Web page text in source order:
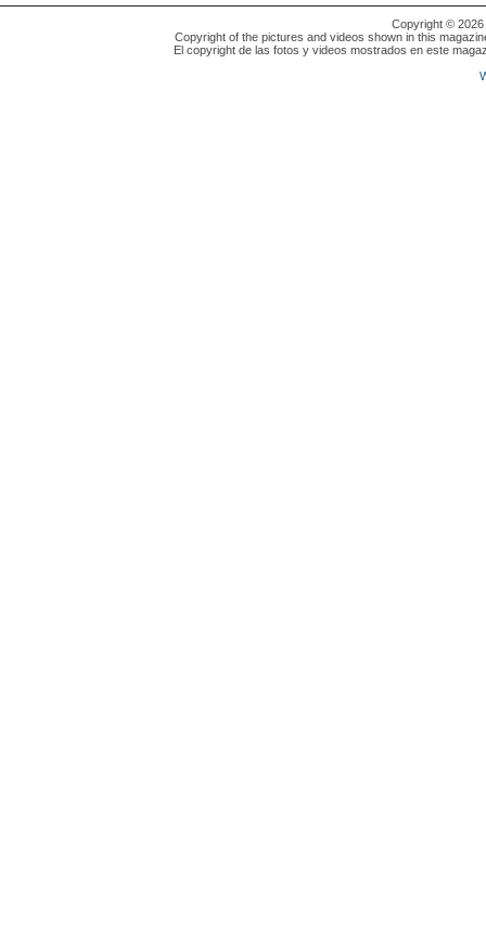
Copyright © 2026
Copyright of the pictures and videos shown in this
El copyright de las fotos y videos mostrados en este